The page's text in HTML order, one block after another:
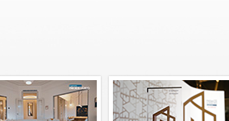
destacamos. Segundo o
Índice Remax nos próximos